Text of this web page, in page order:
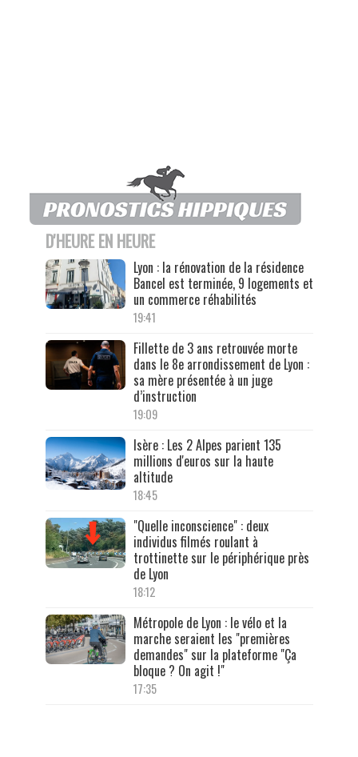
D'HEURE EN HEURE
Lyon : la rénovation de la résidence
Bancel est terminée, 9 logements et
un commerce réhabilités
19:41
Fillette de 3 ans retrouvée morte
dans le 8e arrondissement de Lyon :
sa mère présentée à un juge
d’instruction
19:09
Isère : Les 2 Alpes parient 135
millions d'euros sur la haute
altitude
18:45
"Quelle inconscience" : deux
individus filmés roulant à
trottinette sur le périphérique près
de Lyon
18:12
Métropole de Lyon : le vélo et la
marche seraient les "premières
demandes" sur la plateforme "Ça
bloque ? On agit !"
17:35